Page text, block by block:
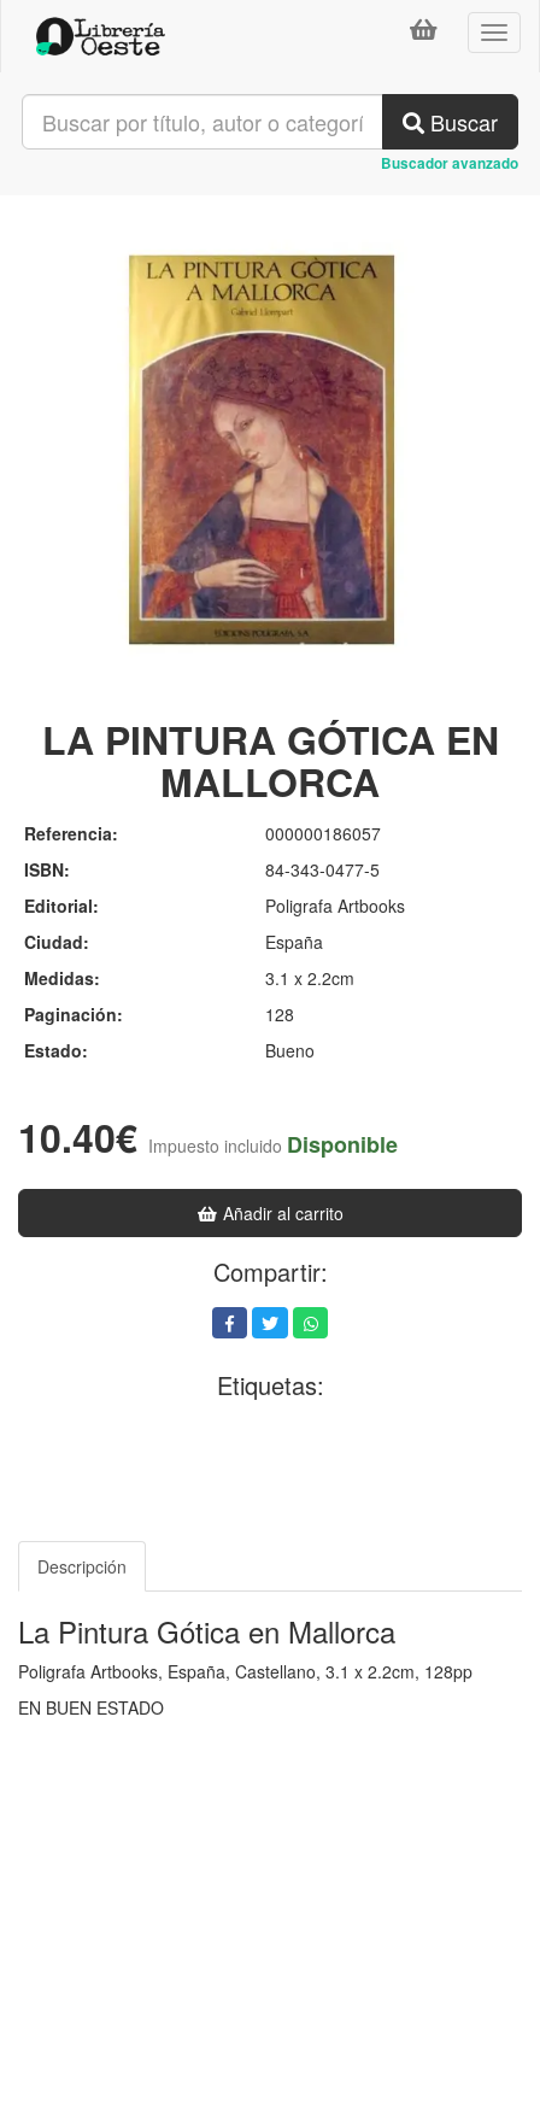
Buscar
Buscador avanzado
LA PINTURA GÓTICA EN
MALLORCA
Referencia:
000000186057
ISBN:
84-343-0477-5
Editorial:
Poligrafa Artbooks
Ciudad:
España
Medidas:
3.1 x 2.2cm
Paginación:
128
Estado:
Bueno
10.40€ Impuesto incluido Disponible
Añadir al carrito
Compartir:
Etiquetas:
Descripción
La Pintura Gótica en Mallorca
Poligrafa Artbooks, España, Castellano, 3.1 x 2.2cm, 128pp
EN BUEN ESTADO